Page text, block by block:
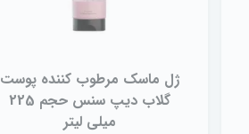
ژل ماسک مرطوب کننده پوست
گلاب دیپ سنس حجم 225
میلی لیتر